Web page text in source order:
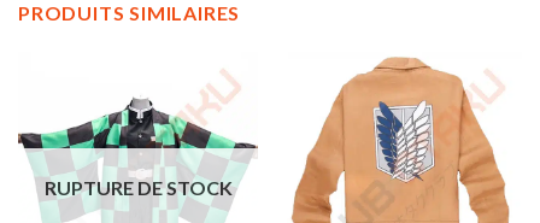
PRODUITS SIMILAIRES
RUPTURE DE STOCK